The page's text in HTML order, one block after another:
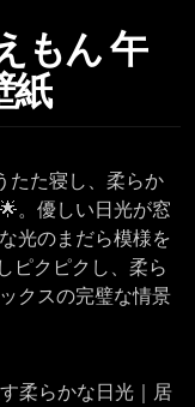
もん 午
紙
た寝し、柔らか
。優しい日光が窓
光のまだら模様を
ピクピクし、柔ら
クスの完璧な情景
柔らかな日光｜居